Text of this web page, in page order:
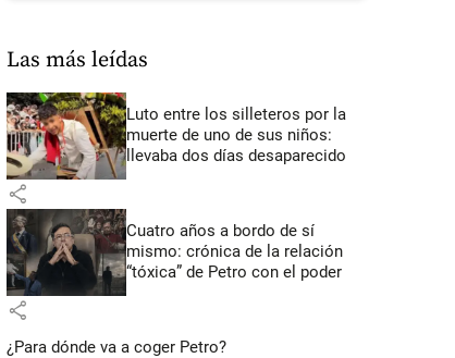
Las más leídas
Luto entre los silleteros por la
muerte de uno de sus niños:
llevaba dos días desaparecido
share
Cuatro años a bordo de sí
mismo: crónica de la relación
“tóxica” de Petro con el poder
share
¿Para dónde va a coger Petro?